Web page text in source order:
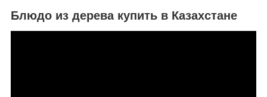
Блюдо из дерева купить в Казахстане